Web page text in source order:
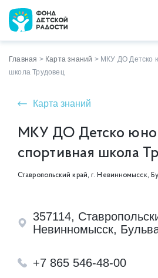
Главная > Карта знаний > МКУ ДО Детско
школа Трудовец
Карта знаний
МКУ ДО Детско
спортивная школа
Ставропольский край, г. Невинномысск,
357114,
Невинномысск,
+7 865 546-48-00